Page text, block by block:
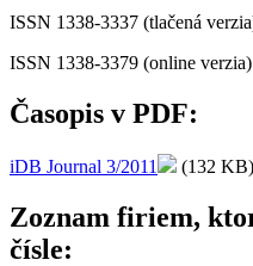
ISSN 1338-3337 (tlačená
ISSN 1338-3379 (online verzia)
Časopis v PDF:
iDB Journal 3/2011 (132 KB)
Zoznam firiem,
čísle: